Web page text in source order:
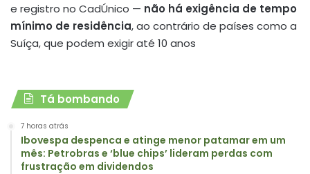
e registro no CadÚnico — não há exigência de tempo
mínimo de residência, ao contrário de países como a
Suíça, que podem exigir até 10 anos
Tá bombando
7 horas atrás
Ibovespa despenca e atinge menor patamar em um
mês: Petrobras e ‘blue chips’ lideram perdas com
frustração em dividendos